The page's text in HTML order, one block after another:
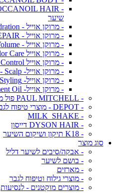
שיער
- מרוקן אוייל - Hydration לחות והזנה
- מרוקן אוייל - REPAIR לשיקום השיער
- מרוקן אוייל - Volume - להענקת נפח
- מרוקן אוייל Color Care - לשיער צבוע
- מרוקן אוייל Frizz Control - לניטרול קרזול
- מרוקן אוייל- Scalp - לטיפול ואיזון הקרקפת
- מרוקן אוייל- Styling - לעיצוב
- מרוקן אוייל- Treatment Oil- שמן מרוקאי טיפולי
- PAUL MITCHELL פול מיטשל
- DEPOT - מוצרי טיפוח לגבר
- MILK_SHAKE
- DYSON HAIR דייסון
- K18 תיקון ושיקום השיער
סוג מוצר
- אבקה/סיבים לשיער דליל
- בושם לשיער
- מארזים
- מוצרי גילוח וטיפוח לגבר
- מוצרים מוקטנים - לנסיעות